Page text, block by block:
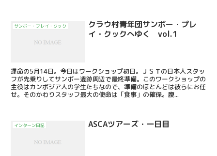
サンボー・プレイ・クック
クラウ村青年団サンボー・プレ
イ・クックへゆく vol.1
運命の5月14日。今日はワークショップ初日。ＪＳＴの日本人スタッ
フが先乗りしてサンボー遺跡周辺で最終準備。このワークショップの
主役はカンボジア人の学生たちなので、準備のほとんどは彼らにお任
せ。そのかわりスタッフ最大の使命は「食事」の確保。腹...
インターン日記 ASCAツアーズ・一日目